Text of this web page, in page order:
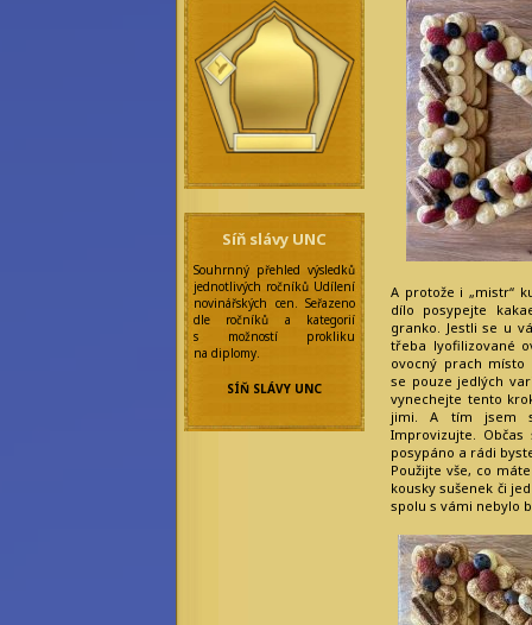
Olivia Wines
Saiph Lacaille
Skylar Blair
Anderson
Ilustrátoři
a grafici:
Alf Wolfmoon
Ivy Emersonová
Addie Hazel
Arya Arcus
Amanda Wright
Arietty Liella
Minette
Ashley Watfar
Aya Watanabe
Eilonwy Ellesméry
Enola Gatito
Faye Sages
Felicitas
Maya Prinz
Síň slávy UNC
Souhrnný přehled výsledků
jednotlivých ročníků Udílení
novinářských cen. Seřazeno
dle ročníků a kategorií
s možností prokliku
na diplomy.
SÍŇ SLÁVY UNC
A protože i „mistr“
dílo posypejte
granko. Jestli se u
třeba lyofilizované
ovocný prach
se pouze jedlých
vynechejte tento
jimi. A tím jsem
Improvizujte.
posypáno a rádi
Použijte vše, co
kousky sušenek či
spolu s vámi nebylo